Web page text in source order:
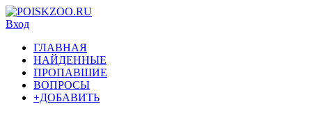
Вход
ГЛАВНАЯ
НАЙДЕННЫЕ
ПРОПАВШИЕ
ВОПРОСЫ
+ДОБАВИТЬ